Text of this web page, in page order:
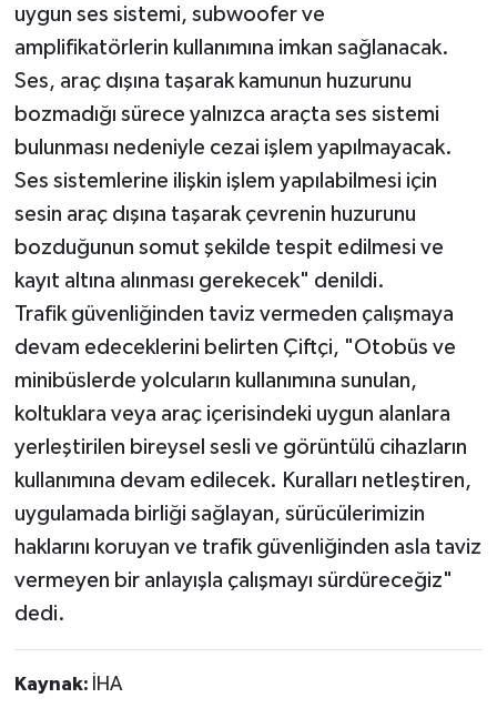
uygun ses sistemi, subwoofer ve
amplifikatörlerin kullanımına imkan sağlanacak.
Ses, araç dışına taşarak kamunun huzurunu
bozmadığı sürece yalnızca araçta ses sistemi
bulunması nedeniyle cezai işlem yapılmayacak.
Ses sistemlerine ilişkin işlem yapılabilmesi için
sesin araç dışına taşarak çevrenin huzurunu
bozduğunun somut şekilde tespit edilmesi ve
kayıt altına alınması gerekecek" denildi.
Trafik güvenliğinden taviz vermeden çalışmaya
devam edeceklerini belirten Çiftçi, "Otobüs ve
minibüslerde yolcuların kullanımına sunulan,
koltuklara veya araç içerisindeki uygun alanlara
yerleştirilen bireysel sesli ve görüntülü cihazların
kullanımına devam edilecek. Kuralları netleştiren,
uygulamada birliği sağlayan, sürücülerimizin
haklarını koruyan ve trafik güvenliğinden asla taviz
vermeyen bir anlayışla çalışmayı sürdüreceğiz"
dedi.
Kaynak: İHA